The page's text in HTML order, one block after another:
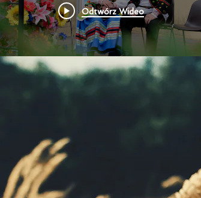
Odtwórz Wideo